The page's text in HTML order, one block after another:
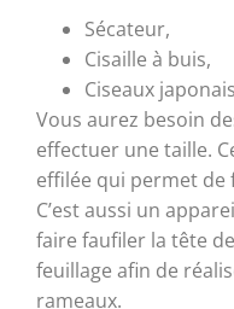
Sécateur,
Cisaille à buis,
Ciseaux
Vous aurez besoin
effectuer une taille.
effilée qui permet de
C’est aussi un
faire faufiler la tête
feuillage afin de
rameaux.